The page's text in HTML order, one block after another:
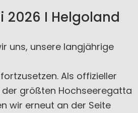
2026 I Helgoland
uns, unsere langjährige
Als offizieller
größten Hochseeregatta
wir erneut an der Seite